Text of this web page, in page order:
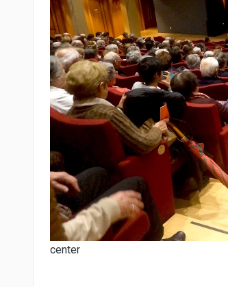
center